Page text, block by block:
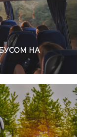
НА